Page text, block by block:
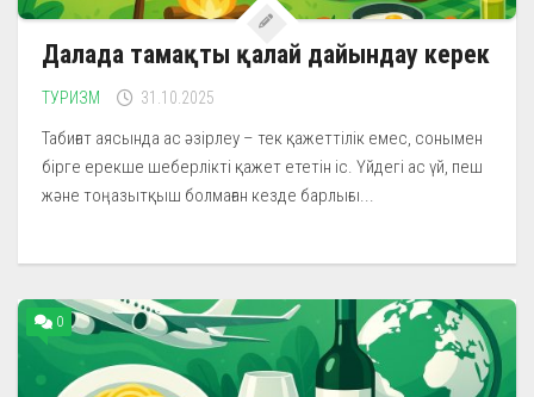
Далада тамақты қалай дайындау керек
ТУРИЗМ 31.10.2025
Табиғат аясында ас әзірлеу – тек қажеттілік емес, сонымен
бірге ерекше шеберлікті қажет ететін іс. Үйдегі ас үй, пеш
және тоңазытқыш болмаған кезде барлығы...
0